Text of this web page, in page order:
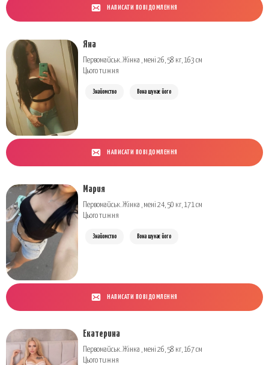
НАПИСАТИ ПОВІДОМЛЕННЯ
Яна
Первомайськ. Жінка , мені 26, 58 кг, 163 см
Цього тижня
Знайомство Вона шукає його
НАПИСАТИ ПОВІДОМЛЕННЯ
Мария
Первомайськ. Жінка , мені 24, 50 кг, 171 см
Цього тижня
Знайомство Вона шукає його
НАПИСАТИ ПОВІДОМЛЕННЯ
Екатерина
Первомайськ. Жінка , мені 26, 58 кг, 167 см
Цього тижня